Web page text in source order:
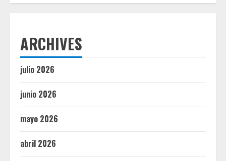
ARCHIVES
julio 2026
junio 2026
mayo 2026
abril 2026